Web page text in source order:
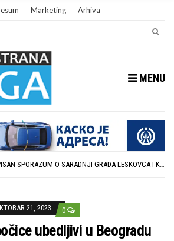
Marketing Arhiva
MENU
STOPROCENTNI ODZIV KLUBOVA ZONE JUG I SRPSKE LIGE ISTOK NA REDOVNIM KONFERENCIJAMA PRED NOVU SEZONU
21, 2023 0
ubedljivi u Beogradu